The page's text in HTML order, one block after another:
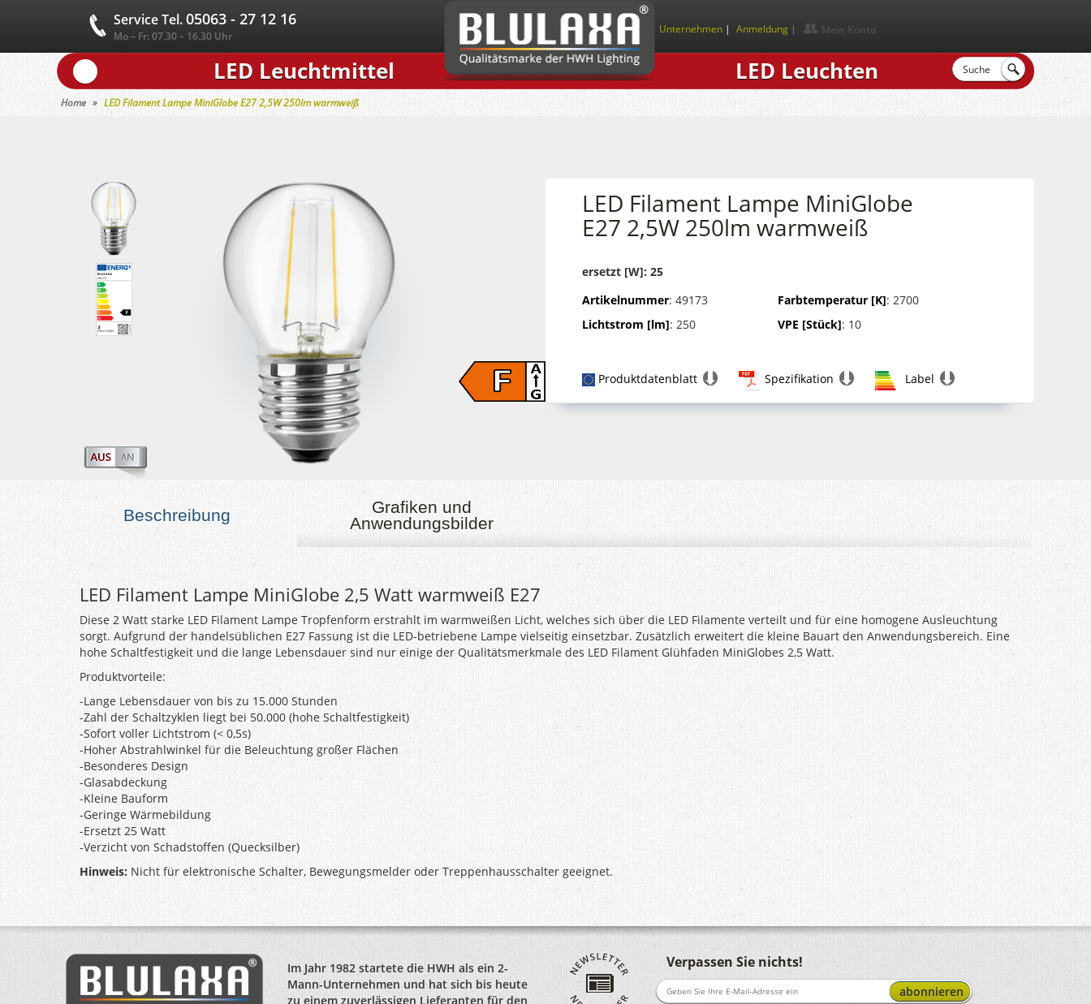
Service Tel.05063 - 27 12 16
Mo – Fr: 07.30 – 16.30 Uhr
Unternehmen Anmeldung | Mein Konto
LED Leuchtmittel LED Leuchten
Home LED Filament Lampe MiniGlobe E27 2,5W 250lm warmweiß
LED Filament Lampe MiniGlobe
E27 2,5W 250lm warmweiß
ersetzt [W]: 25
Artikelnummer: 49173 Farbtemperatur [K]: 2700
Lichtstrom [lm]: 250 VPE [Stück]: 10
Produktdatenblatt Spezifikation Label
Beschreibung
Grafiken und
Anwendungsbilder
LED Filament Lampe MiniGlobe 2,5 Watt warmweiß E27
Diese 2 Watt starke LED Filament Lampe Tropfenform erstrahlt im warmweißen Licht, welches sich über die LED Filamente verteilt und für eine homogene Ausleuchtung
sorgt. Aufgrund der handelsüblichen E27 Fassung ist die LED-betriebene Lampe vielseitig einsetzbar. Zusätzlich erweitert die kleine Bauart den Anwendungsbereich. Eine
hohe Schaltfestigkeit und die lange Lebensdauer sind nur einige der Qualitätsmerkmale des LED Filament Glühfaden MiniGlobes 2,5 Watt.
Produktvorteile:
-Lange Lebensdauer von bis zu 15.000 Stunden
-Zahl der Schaltzyklen liegt bei 50.000 (hohe Schaltfestigkeit)
-Sofort voller Lichtstrom (< 0,5s)
-Hoher Abstrahlwinkel für die Beleuchtung großer Flächen
-Besonderes Design
-Glasabdeckung
-Kleine Bauform
-Geringe Wärmebildung
-Ersetzt 25 Watt
-Verzicht von Schadstoffen (Quecksilber)
Hinweis: Nicht für elektronische Schalter, Bewegungsmelder oder Treppenhausschalter geeignet.
Im Jahr 1982 startete die HWH als ein 2-
Mann-Unternehmen und hat sich bis heute
zu einem zuverlässigen Lieferanten für den
Verpassen Sie nichts!
abonnieren